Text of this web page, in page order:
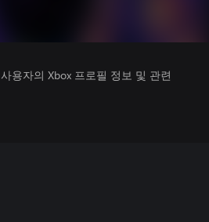
용자의 Xbox 프로필 정보 및 관련